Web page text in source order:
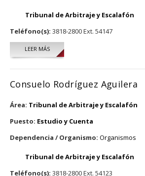
Tribunal de Arbitraje y Escalafón
Teléfono(s): 3818-2800 Ext. 54147
LEER MÁSSOBRE NOEMÍ FABIOLA GUZMÁN
Consuelo Rodríguez Aguilera
Área: Tribunal de Arbitraje y Escalafón
Puesto: Estudio y Cuenta
Dependencia / Organismo: Organismos
Tribunal de Arbitraje y Escalafón
Teléfono(s): 3818-2800 Ext. 54123